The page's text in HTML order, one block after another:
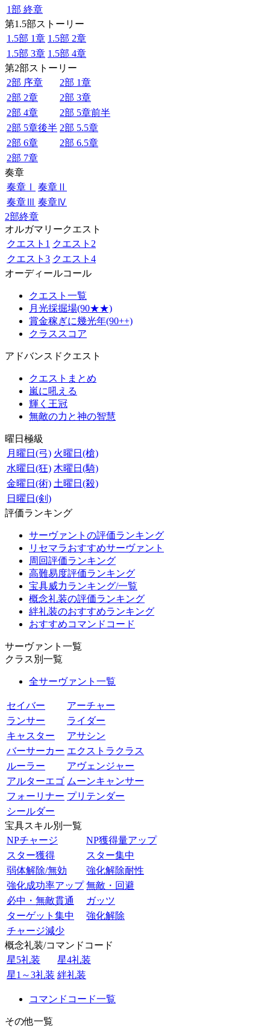
1部 終章
第1.5部ストーリー
1.5部 1章 1.5部 2章
1.5部 3章 1.5部 4章
第2部ストーリー
2部 序章
2部 1章
2部 2章
2部 3章
2部 4章
2部 5章前半
2部 5章後半 2部 5.5章
2部 6章
2部 6.5章
2部 7章
奏章
奏章Ⅰ
奏章Ⅱ
奏章Ⅲ 奏章Ⅳ
2部終章
オルガマリークエスト
クエスト1 クエスト2
クエスト3 クエスト4
オーディールコール
クエスト一覧
月光採掘場(90★★)
賞金稼ぎに幾光年(90++)
クラススコア
アドバンスドクエスト
クエストまとめ
嵐に吼える
輝く王冠
無敵の力と神の智慧
曜日極級
月曜日(弓) 火曜日(槍)
水曜日(狂) 木曜日(騎)
金曜日(術) 土曜日(殺)
日曜日(剣)
評価ランキング
サーヴァントの評価ランキング
リセマラおすすめサーヴァント
周回評価ランキング
高難易度評価ランキング
宝具威力ランキング/一覧
概念礼装の評価ランキング
絆礼装のおすすめランキング
おすすめコマンドコード
サーヴァント一覧
クラス別一覧
全サーヴァント一覧
セイバー
アーチャー
ランサー
ライダー
キャスター
アサシン
バーサーカー エクストラクラス
ルーラー
アヴェンジャー
アルターエゴ ムーンキャンサー
フォーリナー プリテンダー
シールダー
宝具スキル別一覧
NPチャージ
NP獲得量アップ
スター獲得
スター集中
弱体解除/無効
強化解除耐性
強化成功率アップ 無敵・回避
必中・無敵貫通
ガッツ
ターゲット集中
強化解除
チャージ減少
概念礼装/コマンドコード
星5礼装
星4礼装
星1～3礼装 絆礼装
コマンドコード一覧
その他一覧